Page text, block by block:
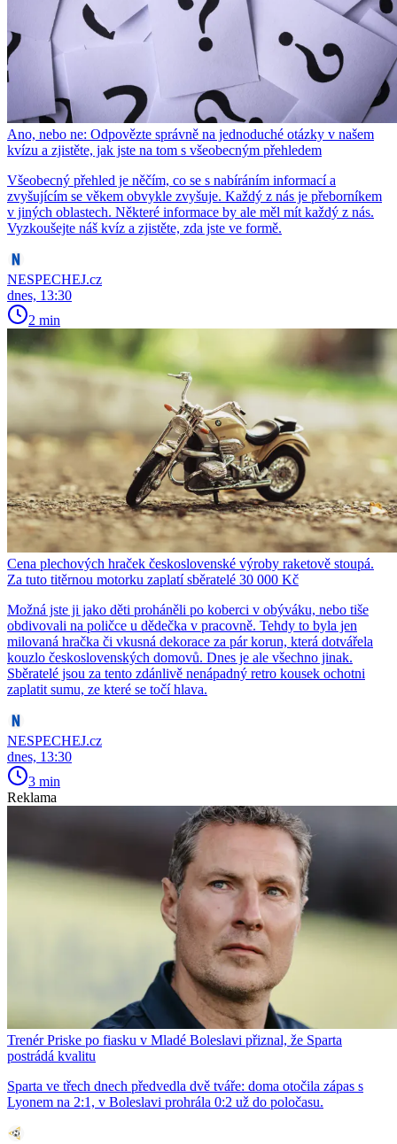
Ano, nebo ne: Odpovězte správně na jednoduché otázky v našem
kvízu a zjistěte, jak jste na tom s všeobecným přehledem
Všeobecný přehled je něčím, co se s nabíráním informací a
zvyšujícím se věkem obvykle zvyšuje. Každý z nás je přeborníkem
v jiných oblastech. Některé informace by ale měl mít každý z nás.
Vyzkoušejte náš kvíz a zjistěte, zda jste ve formě.
NESPECHEJ.cz
dnes, 13:30
2 min
Cena plechových hraček československé výroby raketově stoupá.
Za tuto titěrnou motorku zaplatí sběratelé 30 000 Kč
Možná jste ji jako děti proháněli po koberci v obýváku, nebo tiše
obdivovali na poličce u dědečka v pracovně. Tehdy to byla jen
milovaná hračka či vkusná dekorace za pár korun, která dotvářela
kouzlo československých domovů. Dnes je ale všechno jinak.
Sběratelé jsou za tento zdánlivě nenápadný retro kousek ochotni
zaplatit sumu, ze které se točí hlava.
NESPECHEJ.cz
dnes, 13:30
3 min
Reklama
Trenér Priske po fiasku v Mladé Boleslavi přiznal, že Sparta
postrádá kvalitu
Sparta ve třech dnech předvedla dvě tváře: doma otočila zápas s
Lyonem na 2:1, v Boleslavi prohrála 0:2 už do poločasu.